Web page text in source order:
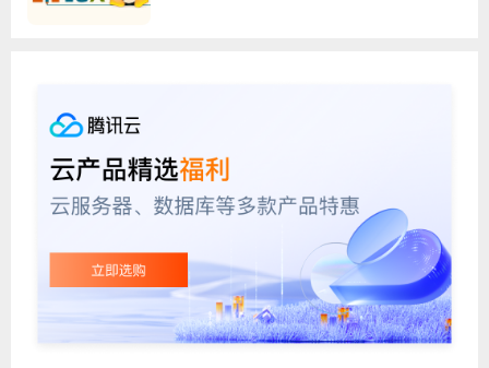
标签云
打印机 Google
Linux macOS windows
Highlight
SqlServer 企业微信
MongoDB
wepy ES6 游戏